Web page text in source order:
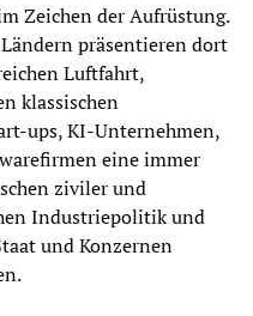
Zeichen der Aufrüstung.
präsentieren dort
Luftfahrt,
klassischen
ups, KI-Unternehmen,
eine immer
ziviler und
Industriepolitik und
und Konzernen